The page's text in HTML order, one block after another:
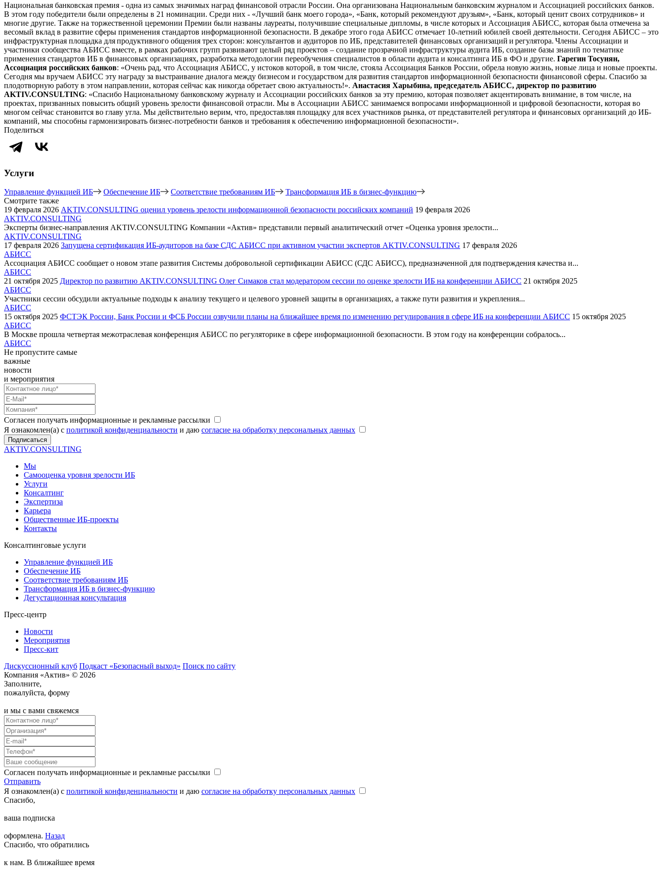
Национальная банковская премия - одна из самых значимых наград финансовой отрасли России. Она организована Национальным банковским журналом и Ассоциацией российских банков.
В этом году победители были определены в 21 номинации. Среди них - «Лучший банк моего города», «Банк, который рекомендуют друзьям», «Банк, который ценит своих сотрудников» и
многие другие. Также на торжественной церемонии Премии были названы лауреаты, получившие специальные дипломы, в числе которых и Ассоциация АБИСС, которая была отмечена за
весомый вклад в развитие сферы применения стандартов информационной безопасности. В декабре этого года АБИСС отмечает 10-летний юбилей своей деятельности. Сегодня АБИСС – это
инфраструктурная площадка для продуктивного общения трех сторон: консультантов и аудиторов по ИБ, представителей финансовых организаций и регулятора. Члены Ассоциации и
участники сообщества АБИСС вместе, в рамках рабочих групп развивают целый ряд проектов – создание прозрачной инфраструктуры аудита ИБ, создание базы знаний по тематике
применения стандартов ИБ в финансовых организациях, разработка методологии переобучения специалистов в области аудита и консалтинга ИБ в ФО и другие. Гарегин Тосунян,
Ассоциация российских банков: «Очень рад, что Ассоциация АБИСС, у истоков которой, в том числе, стояла Ассоциация Банков России, обрела новую жизнь, новые лица и новые проекты.
Сегодня мы вручаем АБИСС эту награду за выстраивание диалога между бизнесом и государством для развития стандартов информационной безопасности финансовой сферы. Спасибо за
плодотворную работу в этом направлении, которая сейчас как никогда обретает свою актуальность!». Анастасия Харыбина, председатель АБИСС, директор по развитию
AKTIV.CONSULTING: «Спасибо Национальному банковскому журналу и Ассоциации российских банков за эту премию, которая позволяет акцентировать внимание, в том числе, на
проектах, призванных повысить общий уровень зрелости финансовой отрасли. Мы в Ассоциации АБИСС занимаемся вопросами информационной и цифровой безопасности, которая во
многом сейчас становится во главу угла. Мы действительно верим, что, предоставляя площадку для всех участников рынка, от представителей регулятора и финансовых организаций до ИБ-
компаний, мы способны гармонизировать бизнес-потребности банков и требования к обеспечению информационной безопасности».
Поделиться
Услуги
Управление функцией ИБ Обеспечение ИБ Соответствие требованиям ИБ
Трансформация ИБ в бизнес-функцию
Смотрите также
19 февраля 2026 AKTIV.CONSULTING оценил уровень зрелости информационной безопасности российских компаний 19 февраля 2026
AKTIV.CONSULTING
Эксперты бизнес-направления AKTIV.CONSULTING Компании «Актив» представили первый аналитический отчет «Оценка уровня зрелости...
AKTIV.CONSULTING
17 февраля 2026 Запущена сертификация ИБ-аудиторов на базе СДС АБИСС при активном участии экспертов AKTIV.CONSULTING 17 февраля 2026
АБИСС
Ассоциация АБИСС сообщает о новом этапе развития Системы добровольной сертификации АБИСС (СДС АБИСС), предназначенной для подтверждения качества и...
АБИСС
21 октября 2025 Директор по развитию AKTIV.CONSULTING Олег Симаков стал модератором сессии по оценке зрелости ИБ на конференции АБИСС 21 октября 2025
АБИСС
Участники сессии обсудили актуальные подходы к анализу текущего и целевого уровней защиты в организациях, а также пути развития и укрепления...
АБИСС
15 октября 2025 ФСТЭК России, Банк России и ФСБ России озвучили планы на ближайшее время по изменению регулирования в сфере ИБ на конференции АБИСС 15 октября 2025
АБИСС
В Москве прошла четвертая межотраслевая конференция АБИСС по регуляторике в сфере информационной безопасности. В этом году на конференции собралось...
АБИСС
Не пропустите самые
важные
новости
и мероприятия
Согласен получать информационные и рекламные рассылки
Я ознакомлен(а) с политикой конфиденциальности и даю согласие на обработку персональных данных
Подписаться
AKTIV.CONSULTING
Мы
Самооценка уровня зрелости ИБ
Услуги
Консалтинг
Экспертиза
Карьера
Общественные ИБ-проекты
Контакты
Консалтинговые услуги
Управление функцией ИБ
Обеспечение ИБ
Соответствие требованиям ИБ
Трансформация ИБ в бизнес-функцию
Дегустационная консультация
Пресс-центр
Новости
Мероприятия
Пресс-кит
Дискуссионный клуб Подкаст «Безопасный выход» Поиск по сайту
Компания «Актив» © 2026
Заполните,
пожалуйста, форму
и мы с вами свяжемся
Согласен получать информационные и рекламные рассылки
Отправить
Я ознакомлен(а) с политикой конфиденциальности и даю согласие на обработку персональных данных
Спасибо,
ваша подписка
оформлена. Назад
Спасибо, что обратились
к нам. В ближайшее время